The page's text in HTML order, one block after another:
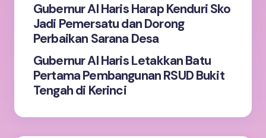
Gubernur Al Haris Harap Kenduri Sko
Jadi Pemersatu dan Dorong
Perbaikan Sarana Desa
Gubernur Al Haris Letakkan Batu
Pertama Pembangunan RSUD Bukit
Tengah di Kerinci